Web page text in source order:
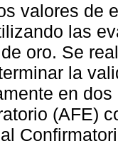
valores de
las
oro. Se
la
en
(AFE)